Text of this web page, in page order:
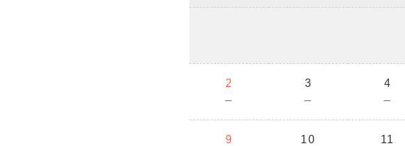
2
－
3
－
4
－
9 10 11